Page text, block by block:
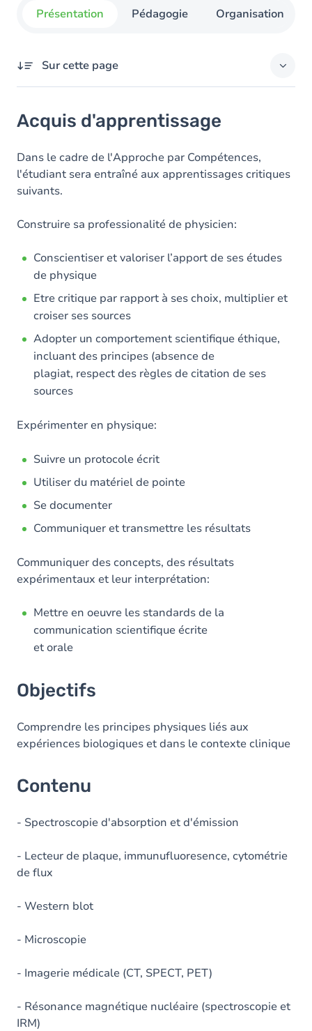
Présentation Pédagogie Organisation
Sur cette page
Objectifs
Contenu
Acquis d'apprentissage
Dans le cadre de l'Approche par Compétences,
l'étudiant sera entraîné aux apprentissages critiques
suivants.
Construire sa professionalité de physicien:
Conscientiser et valoriser l’apport de ses études
de physique
Etre critique par rapport à ses choix, multiplier et
croiser ses sources
Adopter un comportement scientifique éthique,
incluant des principes (absence de
plagiat, respect des règles de citation de ses
sources
Expérimenter en physique:
Suivre un protocole écrit
Utiliser du matériel de pointe
Se documenter
Communiquer et transmettre les résultats
Communiquer des concepts, des résultats
expérimentaux et leur interprétation:
Mettre en oeuvre les standards de la
communication scientifique écrite
et orale
Objectifs
Comprendre les principes physiques liés aux
expériences biologiques et dans le contexte clinique
Contenu
- Spectroscopie d'absorption et d'émission
- Lecteur de plaque, immunufluoresence, cytométrie
de flux
- Western blot
- Microscopie
- Imagerie médicale (CT, SPECT, PET)
- Résonance magnétique nucléaire (spectroscopie et
IRM)